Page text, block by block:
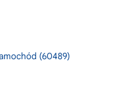
(60489)